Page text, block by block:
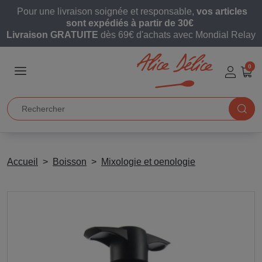
Pour une livraison soignée et responsable, vos articles
sont expédiés à partir de 30€
Livraison GRATUITE dès 69€ d'achats avec Mondial Relay
0
Accueil Boisson Mixologie et oenologie